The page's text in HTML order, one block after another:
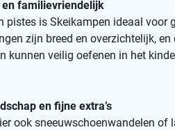
familievriendelijk
pistes is Skeikampen ideaal voor
zijn breed en overzichtelijk, en
kunnen veilig oefenen in het
en fijne extra’s
ook sneeuwschoenwandelen of